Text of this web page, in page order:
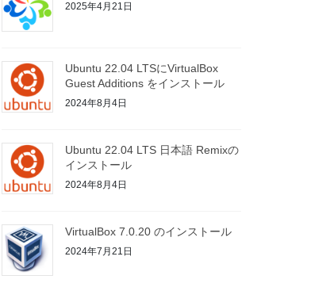
2025年4月21日
Ubuntu 22.04 LTSにVirtualBox
Guest Additions をインストール
2024年8月4日
Ubuntu 22.04 LTS 日本語 Remixの
インストール
2024年8月4日
VirtualBox 7.0.20 のインストール
2024年7月21日